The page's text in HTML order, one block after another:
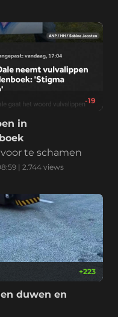
-19
in
te schamen
|2.744 views
+223
duwen en